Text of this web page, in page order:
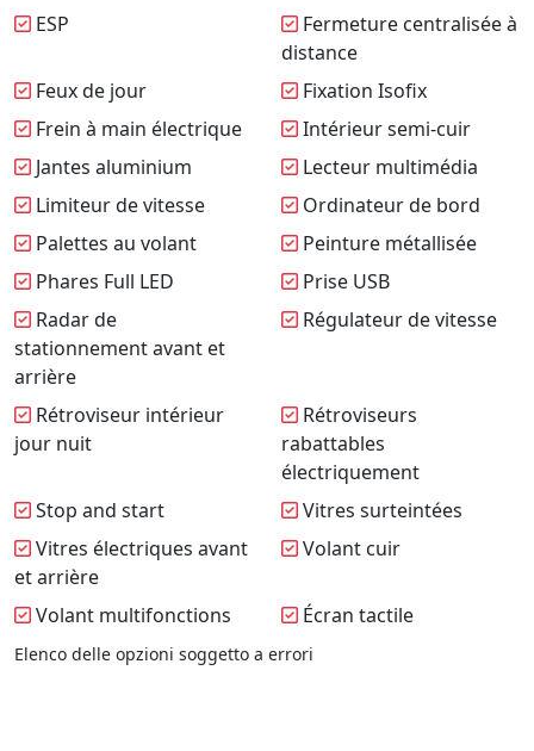
ESP
Fermeture centralisée à
distance
Feux de jour
Fixation Isofix
Frein à main électrique
Intérieur semi-cuir
Jantes aluminium
Lecteur multimédia
Limiteur de vitesse
Ordinateur de bord
Palettes au volant
Peinture métallisée
Phares Full LED
Prise USB
Radar de
stationnement avant et
arrière
Régulateur de vitesse
Rétroviseur intérieur
jour nuit
Rétroviseurs
rabattables
électriquement
Stop and start
Vitres surteintées
Vitres électriques avant
et arrière
Volant cuir
Volant multifonctions Écran tactile
Elenco delle opzioni soggetto a errori